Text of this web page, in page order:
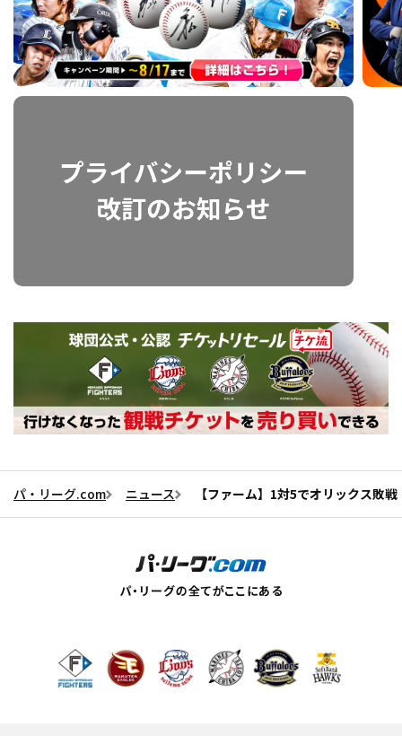
パ・リーグ.com ニュース 【ファーム】1対5でオリックス敗